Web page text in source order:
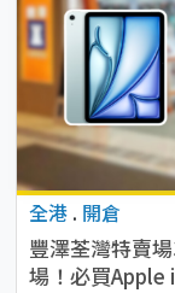
全港 . 開倉
豐澤荃灣特賣
場！必買